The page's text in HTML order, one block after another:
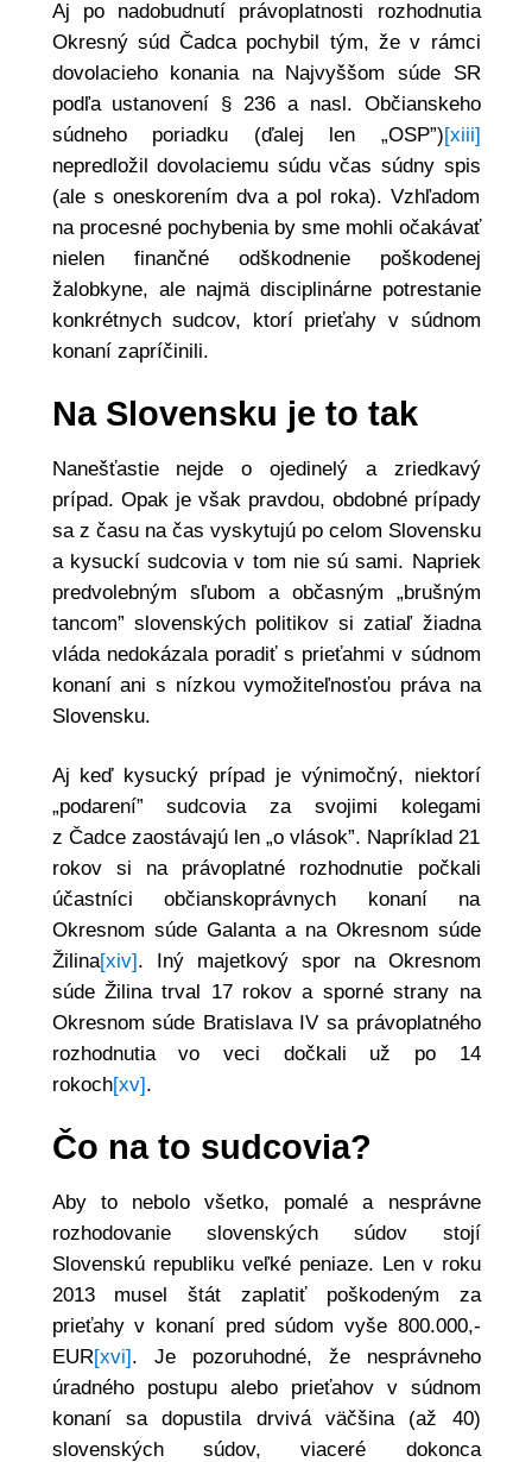
Aj po nadobudnutí právoplatnosti rozhodnutia
Okresný súd Čadca pochybil tým, že v rámci
dovolacieho konania na Najvyššom súde SR
podľa ustanovení § 236 a nasl. Občianskeho
súdneho poriadku (ďalej len „OSP”)[xiii]
nepredložil dovolaciemu súdu včas súdny spis
(ale s oneskorením dva a pol roka). Vzhľadom
na procesné pochybenia by sme mohli očakávať
nielen finančné odškodnenie poškodenej
žalobkyne, ale najmä disciplinárne potrestanie
konkrétnych sudcov, ktorí prieťahy v súdnom
konaní zapríčinili.
Na Slovensku je to tak
Nanešťastie nejde o ojedinelý a zriedkavý
prípad. Opak je však pravdou, obdobné prípady
sa z času na čas vyskytujú po celom Slovensku
a kysuckí sudcovia v tom nie sú sami. Napriek
predvolebným sľubom a občasným „brušným
tancom” slovenských politikov si zatiaľ žiadna
vláda nedokázala poradiť s prieťahmi v súdnom
konaní ani s nízkou vymožiteľnosťou práva na
Slovensku.
Aj keď kysucký prípad je výnimočný, niektorí
„podarení” sudcovia za svojimi kolegami
z Čadce zaostávajú len „o vlások”. Napríklad 21
rokov si na právoplatné rozhodnutie počkali
účastníci občianskoprávnych konaní na
Okresnom súde Galanta a na Okresnom súde
Žilina[xiv]. Iný majetkový spor na Okresnom
súde Žilina trval 17 rokov a sporné strany na
Okresnom súde Bratislava IV sa právoplatného
rozhodnutia vo veci dočkali už po 14
rokoch[xv].
Čo na to sudcovia?
Aby to nebolo všetko, pomalé a nesprávne
rozhodovanie slovenských súdov stojí
Slovenskú republiku veľké peniaze. Len v roku
2013 musel štát zaplatiť poškodeným za
prieťahy v konaní pred súdom vyše 800.000,-
EUR[xvi]. Je pozoruhodné, že nesprávneho
úradného postupu alebo prieťahov v súdnom
konaní sa dopustila drvivá väčšina (až 40)
slovenských súdov, viaceré dokonca